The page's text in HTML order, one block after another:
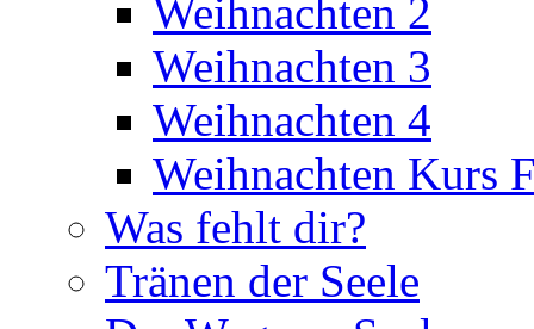
Weihnachten 2
Weihnachten 3
Weihnachten 4
Weihnachten Kurs
Was fehlt dir?
Tränen der Seele